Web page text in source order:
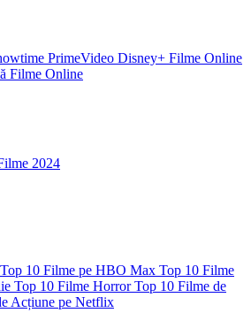
PrimeVideo Disney+ Filme Online
Filme Online
2024
Top 10 Filme pe HBO Max Top 10 Filme
Top 10 Filme Horror Top 10 Filme de
Acțiune pe Netflix